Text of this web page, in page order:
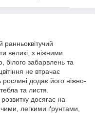
великі, з ніжними
білого забарвлень та
не втрачає
рослині додає його ніжно-
та листя.
досягає на
легкими ґрунтами,